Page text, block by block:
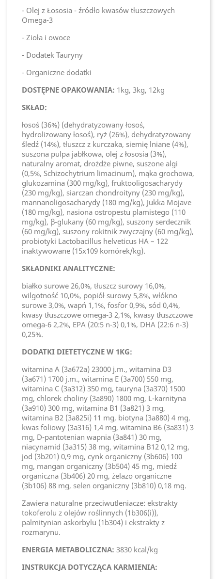
- Olej z Łososia - źródło kwasów tłuszczowych
Omega-3
- Zioła i owoce
- Dodatek Tauryny
- Organiczne dodatki
DOSTĘPNE OPAKOWANIA: 1kg, 3kg, 12kg
SKŁAD:
łosoś (36%) (dehydratyzowany łosoś,
hydrolizowany łosoś), ryż (26%), dehydratyzowany
śledź (14%), tłuszcz z kurczaka, siemię lniane (4%),
suszona pulpa jabłkowa, olej z łososia (3%),
naturalny aromat, drożdże piwne, suszone algi
(0,5%, Schizochytrium limacinum), mąka grochowa,
glukozamina (300 mg/kg), fruktooligosacharydy
(230 mg/kg), siarczan chondroityny (230 mg/kg),
mannanoligosacharydy (180 mg/kg), Jukka Mojave
(180 mg/kg), nasiona ostropestu plamistego (110
mg/kg), β-glukany (60 mg/kg), suszony serdecznik
(60 mg/kg), suszony rokitnik zwyczajny (60 mg/kg),
probiotyki Lactobacillus helveticus HA – 122
inaktywowane (15x109 komórek/kg).
SKŁADNIKI ANALITYCZNE:
białko surowe 26,0%, tłuszcz surowy 16,0%,
wilgotność 10,0%, popiół surowy 5,8%, włókno
surowe 3,0%, wapń 1,1%, fosfor 0,9%, sód 0,4%,
kwasy tłuszczowe omega-3 2,1%, kwasy tłuszczowe
omega-6 2,2%, EPA (20:5 n-3) 0,1%, DHA (22:6 n-3)
0,25%.
DODATKI DIETETYCZNE W 1KG:
witamina A (3a672a) 23000 j.m., witamina D3
(3a671) 1700 j.m., witamina E (3a700) 550 mg,
witamina C (3a312) 350 mg, tauryna (3a370) 1500
mg, chlorek choliny (3a890) 1800 mg, L-karnityna
(3a910) 300 mg, witamina B1 (3a821) 3 mg,
witamina B2 (3a825i) 11 mg, biotyna (3a880) 4 mg,
kwas foliowy (3a316) 1,4 mg, witamina B6 (3a831) 3
mg, D-pantotenian wapnia (3a841) 30 mg,
niacynamid (3a315) 38 mg, witamina B12 0,12 mg,
jod (3b201) 0,9 mg, cynk organiczny (3b606) 100
mg, mangan organiczny (3b504) 45 mg, miedź
organiczna (3b406) 20 mg, żelazo organiczne
(3b106) 88 mg, selen organiczny (3b810) 0,18 mg.
Zawiera naturalne przeciwutleniacze: ekstrakty
tokoferolu z olejów roślinnych (1b306(i)),
palmitynian askorbylu (1b304) i ekstrakty z
rozmarynu.
ENERGIA METABOLICZNA: 3830 kcal/kg
INSTRUKCJA DOTYCZĄCA KARMIENIA: